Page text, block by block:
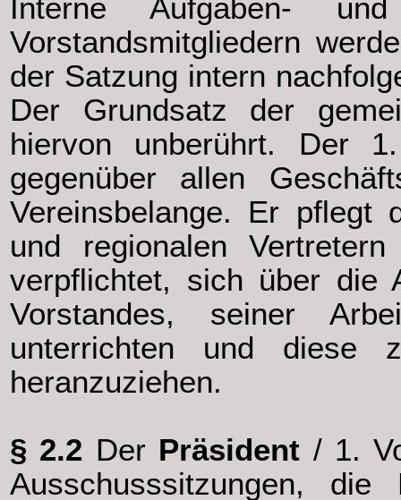
Interne Aufgaben- und
Vorstandsmitgliedern
der Satzung intern
Der Grundsatz der
hiervon unberührt. Der
gegenüber allen
Vereinsbelange. Er pflegt
und regionalen
verpflichtet, sich über die
Vorstandes, seiner
unterrichten und diese
heranzuziehen.
§ 2.2 Der Präsident / 1.
Ausschusssitzungen, die